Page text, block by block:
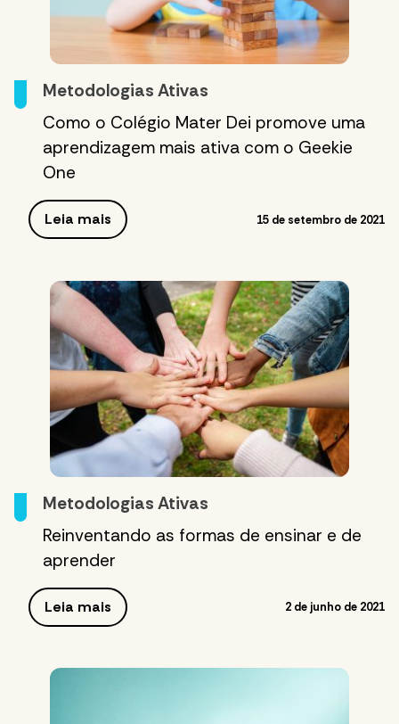
Metodologias Ativas
Como o Colégio Mater Dei promove uma
aprendizagem mais ativa com o Geekie
One
Leia mais 15 de setembro de 2021
Metodologias Ativas
Reinventando as formas de ensinar e de
aprender
Leia mais 2 de junho de 2021